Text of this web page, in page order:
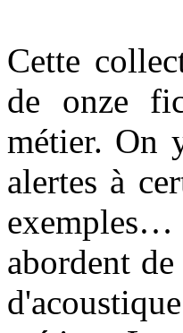
Cette
de onze
métier. On
alertes à
abordent